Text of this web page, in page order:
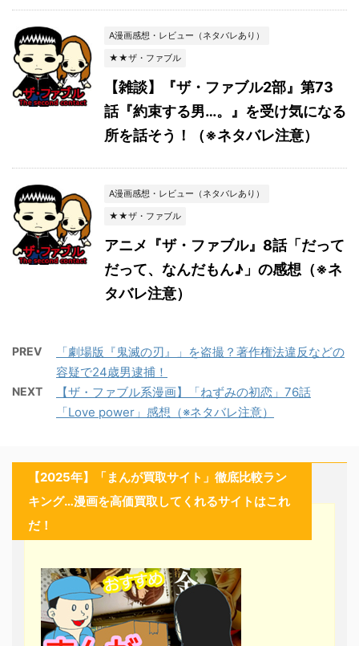
A漫画感想・レビュー（ネタバレあり）
★★ザ・ファブル
【雑談】『ザ・ファブル2部』第73
話『約束する男…。』を受け気になる
所を話そう！（※ネタバレ注意）
A漫画感想・レビュー（ネタバレあり）
★★ザ・ファブル
アニメ『ザ・ファブル』8話「だって
だって、なんだもん♪」の感想（※ネ
タバレ注意）
PREV
「劇場版『鬼滅の刃』」を盗撮？著作権法違反などの
容疑で24歳男逮捕！
NEXT
【ザ・ファブル系漫画】「ねずみの初恋」76話
「Love power」感想（※ネタバレ注意）
【2025年】「まんが買取サイト」徹底比較ラン
キング…漫画を高価買取してくれるサイトはこれ
だ！